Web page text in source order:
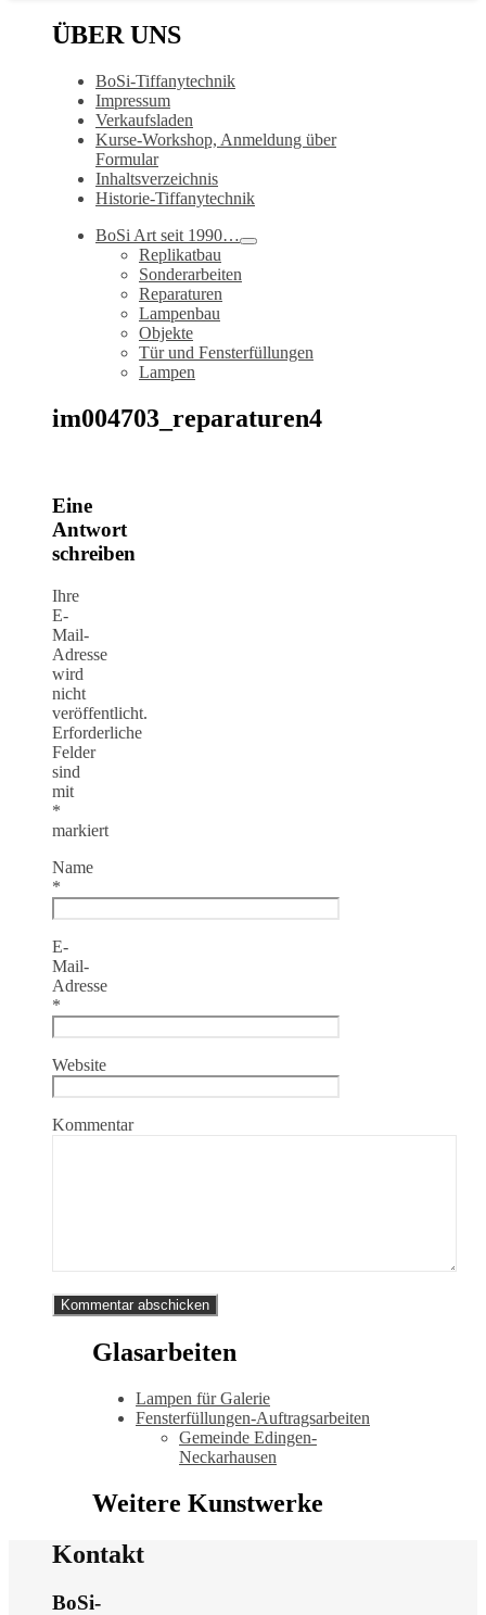
ÜBER UNS
BoSi-Tiffanytechnik
Impressum
Verkaufsladen
Kurse-Workshop, Anmeldung über
Formular
Inhaltsverzeichnis
Historie-Tiffanytechnik
BoSi Art seit 1990…
Replikatbau
Sonderarbeiten
Reparaturen
Lampenbau
Objekte
Tür und Fensterfüllungen
Lampen
im004703_reparaturen4
Eine
Antwort
schreiben
Ihre
E-
Mail-
Adresse
wird
nicht
veröffentlicht.
Erforderliche
Felder
sind
mit
*
markiert
Name
*
E-
Mail-
Adresse
*
Website
Kommentar
Glasarbeiten
Lampen für Galerie
Fensterfüllungen-Auftragsarbeiten
Gemeinde Edingen-
Neckarhausen
Weitere Kunstwerke
Kontakt
BoSi-